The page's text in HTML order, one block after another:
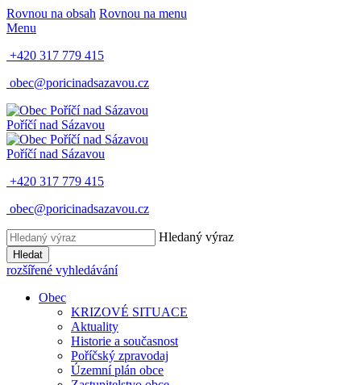
Rovnou na obsah Rovnou na menu
Menu
+420 317 779 415
obec@poricinadsazavou.cz
Poříčí nad Sázavou
Poříčí nad Sázavou
+420 317 779 415
obec@poricinadsazavou.cz
Hledaný výraz
Hledat
rozšířené vyhledávání
Obec
KRIZOVÉ SITUACE
Aktuality
Historie a současnost
Poříčský zpravodaj
Územní plán obce